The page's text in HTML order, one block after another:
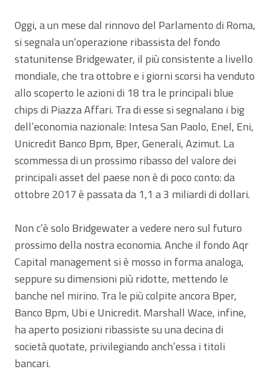
Oggi, a un mese dal rinnovo del Parlamento di Roma,
si segnala un’operazione ribassista del fondo
statunitense Bridgewater, il più consistente a livello
mondiale, che tra ottobre e i giorni scorsi ha venduto
allo scoperto le azioni di 18 tra le principali blue
chips di Piazza Affari. Tra di esse si segnalano i big
dell’economia nazionale: Intesa San Paolo, Enel, Eni,
Unicredit Banco Bpm, Bper, Generali, Azimut. La
scommessa di un prossimo ribasso del valore dei
principali asset del paese non è di poco conto: da
ottobre 2017 è passata da 1,1 a 3 miliardi di dollari.
Non c’è solo Bridgewater a vedere nero sul futuro
prossimo della nostra economia. Anche il fondo Aqr
Capital management si è mosso in forma analoga,
seppure su dimensioni più ridotte, mettendo le
banche nel mirino. Tra le più colpite ancora Bper,
Banco Bpm, Ubi e Unicredit. Marshall Wace, infine,
ha aperto posizioni ribassiste su una decina di
società quotate, privilegiando anch’essa i titoli
bancari.